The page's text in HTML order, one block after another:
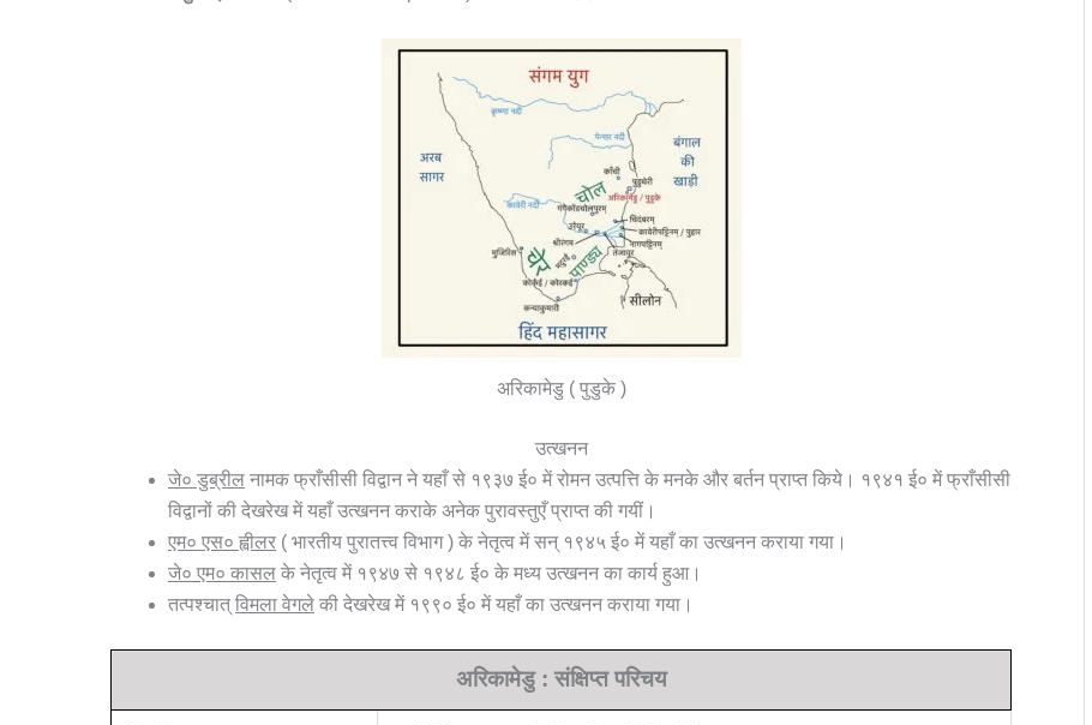
अरिकामेडु ( पुडुके )
उत्खनन
जे० डुब्रील नामक फ्राँसीसी विद्वान ने यहाँ से १९३७ ई० में रोमन उत्पत्ति के मनके और बर्तन प्राप्त किये। १९४१ ई० में फ्राँसीसी
विद्वानों की देखरेख में यहाँ उत्खनन कराके अनेक पुरावस्तुएँ प्राप्त की गयीं।
एम० एस० ह्वीलर ( भारतीय पुरातत्त्व विभाग ) के नेतृत्व में सन् १९४५ ई० में यहाँ का उत्खनन कराया गया।
जे० एम० कासल के नेतृत्व में १९४७ से १९४८ ई० के मध्य उत्खनन का कार्य हुआ।
तत्पश्चात् विमला वेगले की देखरेख में १९९० ई० में यहाँ का उत्खनन कराया गया।
अरिकामेडु : संक्षिप्त परिचय